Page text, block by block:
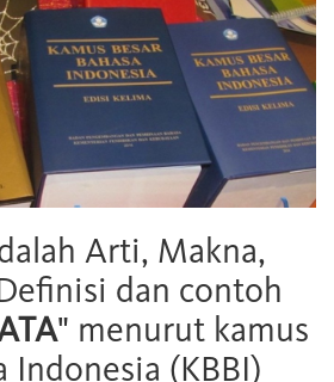
Arti, Makna,
dan contoh
" menurut kamus
Indonesia (KBBI)